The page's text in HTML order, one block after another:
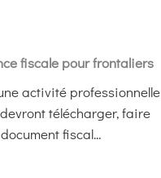
fiscale pour frontaliers
activité professionnelle
télécharger, faire
fiscal...